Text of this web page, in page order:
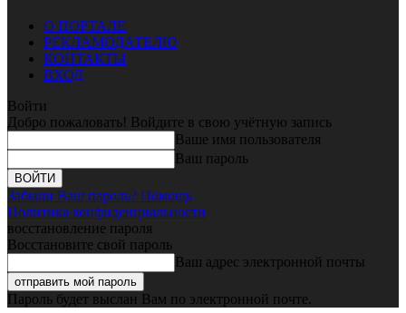
О ПОРТАЛЕ
РЕКЛАМОДАТЕЛЮ
КОНТАКТЫ
ВХОД
Войти
Добро пожаловать! Войдите в свою учётную запись
Ваше имя пользователя
Ваш пароль
Забыли Ваш пароль? Помощь
Политика конфиденциальности
восстановление пароля
Восстановите свой пароль
Ваш адрес электронной почты
Пароль будет выслан Вам по электронной почте.